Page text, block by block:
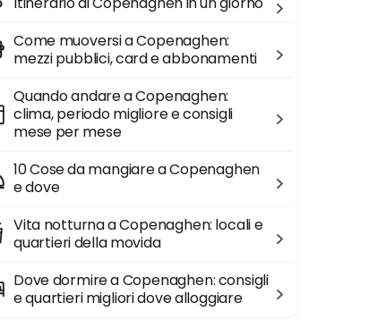
Come muoversi a Copenaghen:
mezzi pubblici, card e abbonamenti
Quando andare a Copenaghen:
clima, periodo migliore e consigli
mese per mese
10 Cose da mangiare a Copenaghen
e dove
Vita notturna a Copenaghen: locali e
quartieri della movida
Dove dormire a Copenaghen: consigli
e quartieri migliori dove alloggiare